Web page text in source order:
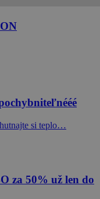
si teplo…
za 50% už len do